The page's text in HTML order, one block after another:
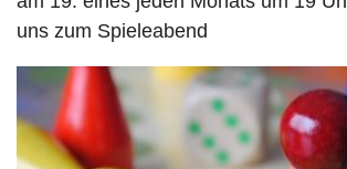
uns zum Spieleabend